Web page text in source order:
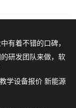
有着不错的口碑，
研发团队来做，软
学设备报价 新能源